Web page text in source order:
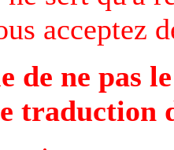
acceptez
de ne pas
traduction